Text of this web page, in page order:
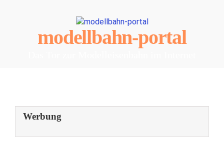
modellbahn-portal
Werbung